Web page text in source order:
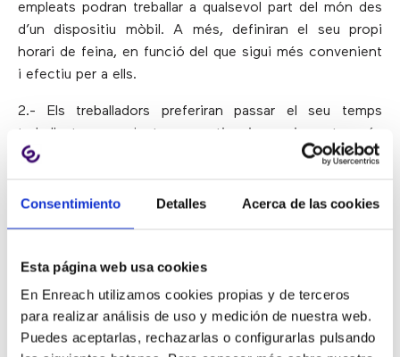
Consentimiento Detalles Acerca de las cookies
Esta página web usa cookies
En Enreach utilizamos cookies propias y de terceros
para realizar análisis de uso y medición de nuestra web.
Puedes aceptarlas, rechazarlas o configurarlas pulsando
empleats podran treballar a qualsevol part del món des
d’un dispositiu mòbil. A més, definiran el seu propi
horari de feina, en funció del que sigui més convenient
i efectiu per a ells.
2.- Els treballadors preferiran passar el seu temps
treballant en projectes que tinguin un impacte més
ampli en la societat,
dependran principalment de
problemesi realitzar la seva feina, i se’ls hi pagarà en
3.-Els departaments i la jerarquia ja no existiran
contractaran exclusivament treballadors per a projectes
específics (els empleats a temps complet disminuiran).